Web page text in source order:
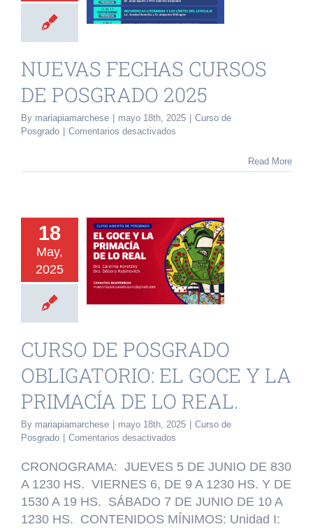
2025
NUEVAS FECHAS CURSOS
DE POSGRADO 2025
By mariapiamarchese mayo 18th, 2025
Curso de
Posgrado
Comentarios desactivados
CURSOS
Read More
18
May,
2025
EL
Y LA
DE LO
de Posgrado
CURSO DE POSGRADO
OBLIGATORIO: EL GOCE Y LA
PRIMACÍA DE LO REAL.
By mariapiamarchese mayo 18th, 2025
Curso de
Posgrado
Comentarios desactivados
DE
OBLIGATORIO:
EL
GOCE
CRONOGRAMA: JUEVES 5 DE JUNIO DE 830
A 1230 HS. VIERNES 6, DE 9 A 1230 HS. Y DE
1530 A 19 HS. SÁBADO 7 DE JUNIO DE 10 A
1230 HS. CONTENIDOS MÍNIMOS: Unidad I: